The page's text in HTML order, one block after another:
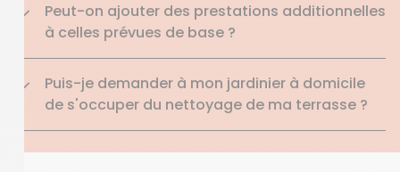
Peut-on ajouter des prestations additionnelles
à celles prévues de base ?
Puis-je demander à mon jardinier à domicile
de s'occuper du nettoyage de ma terrasse ?